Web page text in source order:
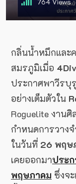
764 Views
กลิ่นน้ำหมึกและ
สมรภูมิเมื่อ
ประกาศพาวีรบุ
อย่างเต็มตัวใน
Roguelite งาน
กำหนดการวาง
ในวันที่ 26 พฤษ
เคยออกมาประก
พฤษภาคม ซึ่งจ